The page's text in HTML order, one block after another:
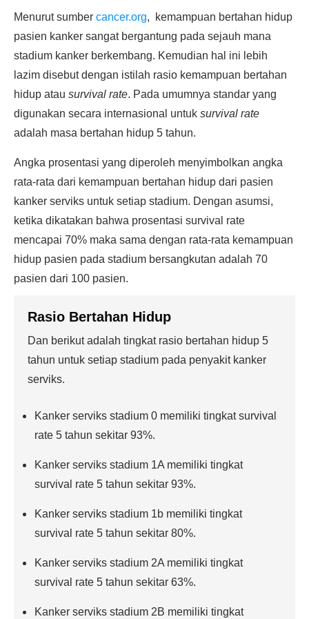
Menurut sumber cancer.org, kemampuan bertahan hidup
pasien kanker sangat bergantung pada sejauh mana
stadium kanker berkembang. Kemudian hal ini lebih
lazim disebut dengan istilah rasio kemampuan bertahan
hidup atau survival rate. Pada umumnya standar yang
digunakan secara internasional untuk survival rate
adalah masa bertahan hidup 5 tahun.
Angka prosentasi yang diperoleh menyimbolkan angka
rata-rata dari kemampuan bertahan hidup dari pasien
kanker serviks untuk setiap stadium. Dengan asumsi,
ketika dikatakan bahwa prosentasi survival rate
mencapai 70% maka sama dengan rata-rata kemampuan
hidup pasien pada stadium bersangkutan adalah 70
pasien dari 100 pasien.
Rasio Bertahan Hidup
Dan berikut adalah tingkat rasio bertahan hidup 5
tahun untuk setiap stadium pada penyakit kanker
serviks.
Kanker serviks stadium 0 memiliki tingkat survival
rate 5 tahun sekitar 93%.
Kanker serviks stadium 1A memiliki tingkat
survival rate 5 tahun sekitar 93%.
Kanker serviks stadium 1b memiliki tingkat
survival rate 5 tahun sekitar 80%.
Kanker serviks stadium 2A memiliki tingkat
survival rate 5 tahun sekitar 63%.
Kanker serviks stadium 2B memiliki tingkat